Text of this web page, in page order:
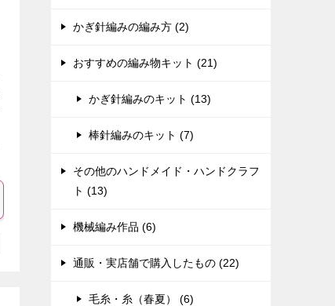
かぎ針編みの編み方 (2)
おすすめの編み物キット (21)
かぎ針編みのキット (13)
棒針編みのキット (7)
その他のハンドメイド・ハンドクラフ
ト (13)
機械編み作品 (6)
通販・実店舗で購入したもの (22)
毛糸・糸（春夏） (6)